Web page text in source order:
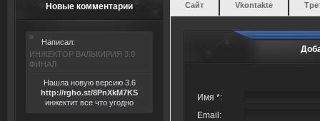
Новые комментарии
Написал:
ИНЖЕКТОР ВАЛЬКИРИЯ 3.0
ФИНАЛ
Нашла новую версию 3.6
http://rgho.st/8PnXkM7KS
инжектит все что угодно
Сайт
Vkontakte
Имя *:
Email: